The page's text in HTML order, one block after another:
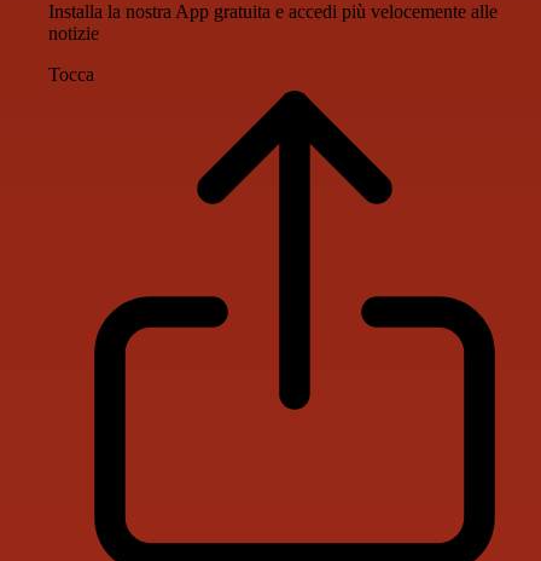
Installa la nostra App gratuita e accedi più velocemente alle
notizie
Tocca